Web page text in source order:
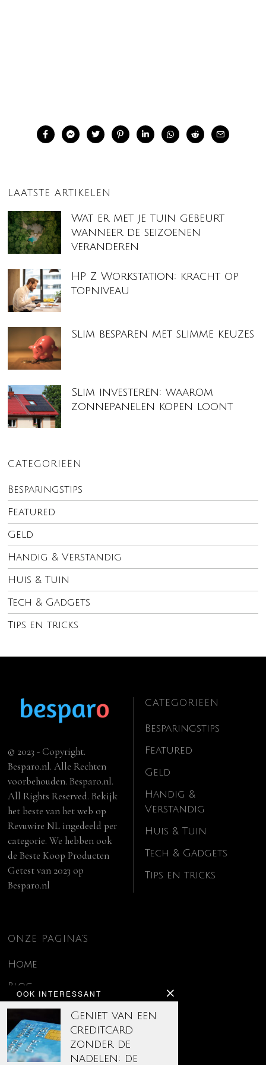
LAATSTE ARTIKELEN
Wat er met je tuin gebeurt
wanneer de seizoenen
veranderen
HP Z Workstation: kracht op
topniveau
Slim besparen met slimme keuzes
Slim investeren: waarom
zonnepanelen kopen loont
CATEGORIEËN
Besparingstips
Featured
Geld
Handig & Verstandig
Huis & Tuin
Tech & Gadgets
Tips en tricks
OOK INTERESSANT
Geniet van een
creditcard
zonder de
nadelen: de
© 2023 - Copyright.
Besparo.nl. Alle Rechten
voorbehouden. Besparo.nl.
All Rights Reserved. Bekijk
het beste van het web op
Revuwire NL ingedeeld per
categorie. We hebben ook
deBeste Koop Producten
Getest van 2023 op
Besparo.nl
CATEGORIEËN
Besparingstips
Featured
Geld
Handig &
Verstandig
Huis & Tuin
Tech & Gadgets
Tips en tricks
ONZE PAGINA’S
Home
Blog
Contact
Disclaimer
Over ons